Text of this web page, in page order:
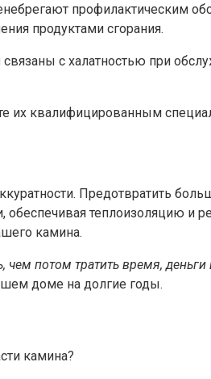
профилактическим
продуктами сгорания.
с халатностью при
их квалифицированным
Предотвратить
теплоизоляцию и
камина.
чем потом тратить время,
доме на долгие годы.
камина?